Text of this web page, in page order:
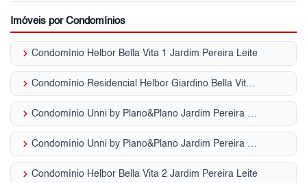
Imóveis por Condomínios
keyboard_arrow_right Condomínio Helbor Bella Vita 1 Jardim Pereira Leite
keyboard_arrow_right Condomínio Residencial Helbor Giardino Bella Vita Jardim Pereira Leite
keyboard_arrow_right Condomínio Unni by Plano&Plano Jardim Pereira Leite
keyboard_arrow_right Condomínio Unni by Plano&Plano Jardim Pereira Leite
keyboard_arrow_right Condomínio Helbor Bella Vita 2 Jardim Pereira Leite